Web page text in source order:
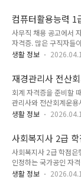
퇴직소득세란? ✅ 퇴직
사에 속한..
학습 전략이 필수입니
1급 공부법의 핵심 요소
향과 공무원 가산점 현
정시험 심화 1급 vs 기
험은 총 6개 급수(심화
다. 다음 표를 통해 각
큰 도움이 됩니다.항목
컴퓨터활용능력 1
드
사무직 채용 공고에서
자격증. 많은 구직자들
시험 난이도와 준비 과
비해 상대적으로 정보
다. 이 글에서는 시험 구
분석하여 수험생들이
움을 드리겠습니다. 컴
분석컴퓨터활용능력 1
순차적인 준비가 필수
선택형 4지선다문제수:..
생활 정보
재경관리사 전산
봉 분석
회계 자격증을 준비할
관리사와 전산회계운
이지만, 난이도, 시험 구
를 객관적으로 분석하
하는 데 도움을 드리겠
높지만 직무의 깊이가
있어 초보자에게 유리
험구성 비교재경관리사
생활 정보
사회복지사 2급
사회복지사 2급 학점은
인정하는 국가공인 자
장 효율적인 경로입니
생활 정보